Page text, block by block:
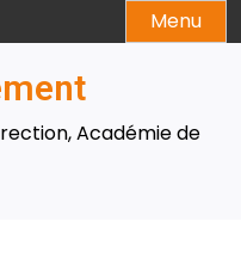
Menu
Académie de